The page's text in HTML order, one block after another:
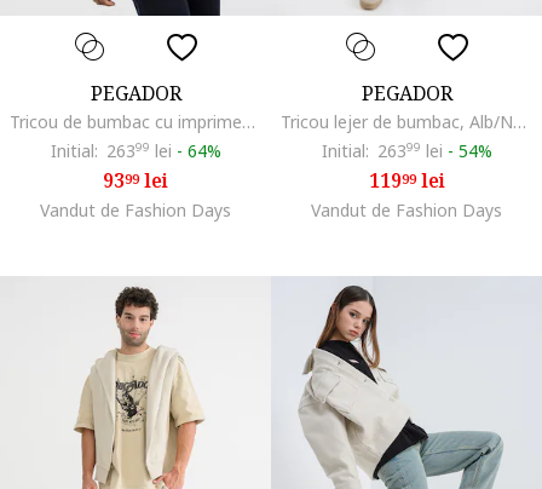
PEGADOR
Tricou de bumbac cu imprimeu text, Visiniu/Alb optic
Initial: 26399 lei - 64%
9399lei
Vandut de Fashion Days
PEGADOR
Tricou lejer de bumbac, Alb/Negru
Initial: 26399 lei - 54%
11999lei
Vandut de Fashion Days